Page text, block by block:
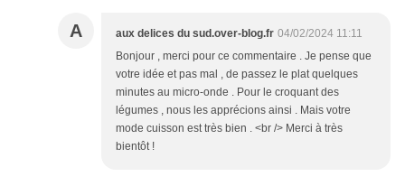
A aux delices du sud.over-blog.fr 04/02/2024 11:11
Bonjour , merci pour ce commentaire . Je pense que
votre idée et pas mal , de passez le plat quelques
minutes au micro-onde . Pour le croquant des
légumes , nous les apprécions ainsi . Mais votre
mode cuisson est très bien . <br /> Merci à très
bientôt !